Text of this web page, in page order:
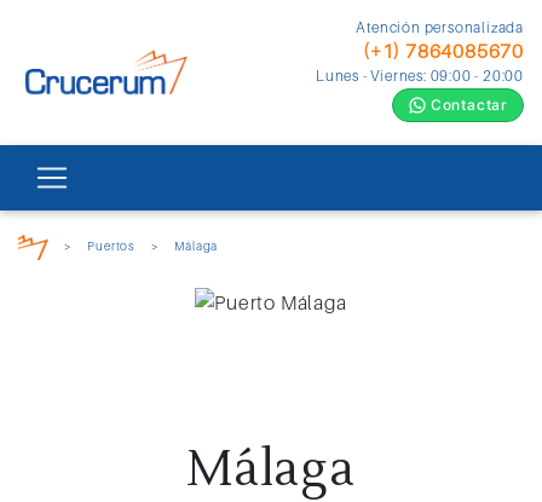
Atención personalizada
(+1) 7864085670
Lunes - Viernes: 09:00 - 20:00
Contactar
> Puertos > Málaga
Málaga